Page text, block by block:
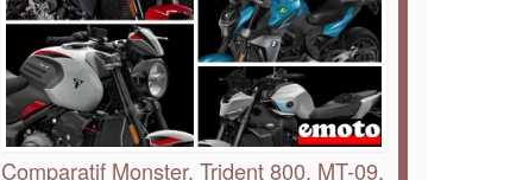
Comparatif Monster, Trident 800, MT-09,